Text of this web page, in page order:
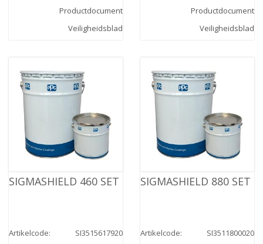
Productdocument
Veiligheidsblad
Productdocument
Veiligheidsblad
SIGMASHIELD 460 SET
Artikelcode:
SI3515617920
SIGMASHIELD 880 SET
Artikelcode:
SI3511800020